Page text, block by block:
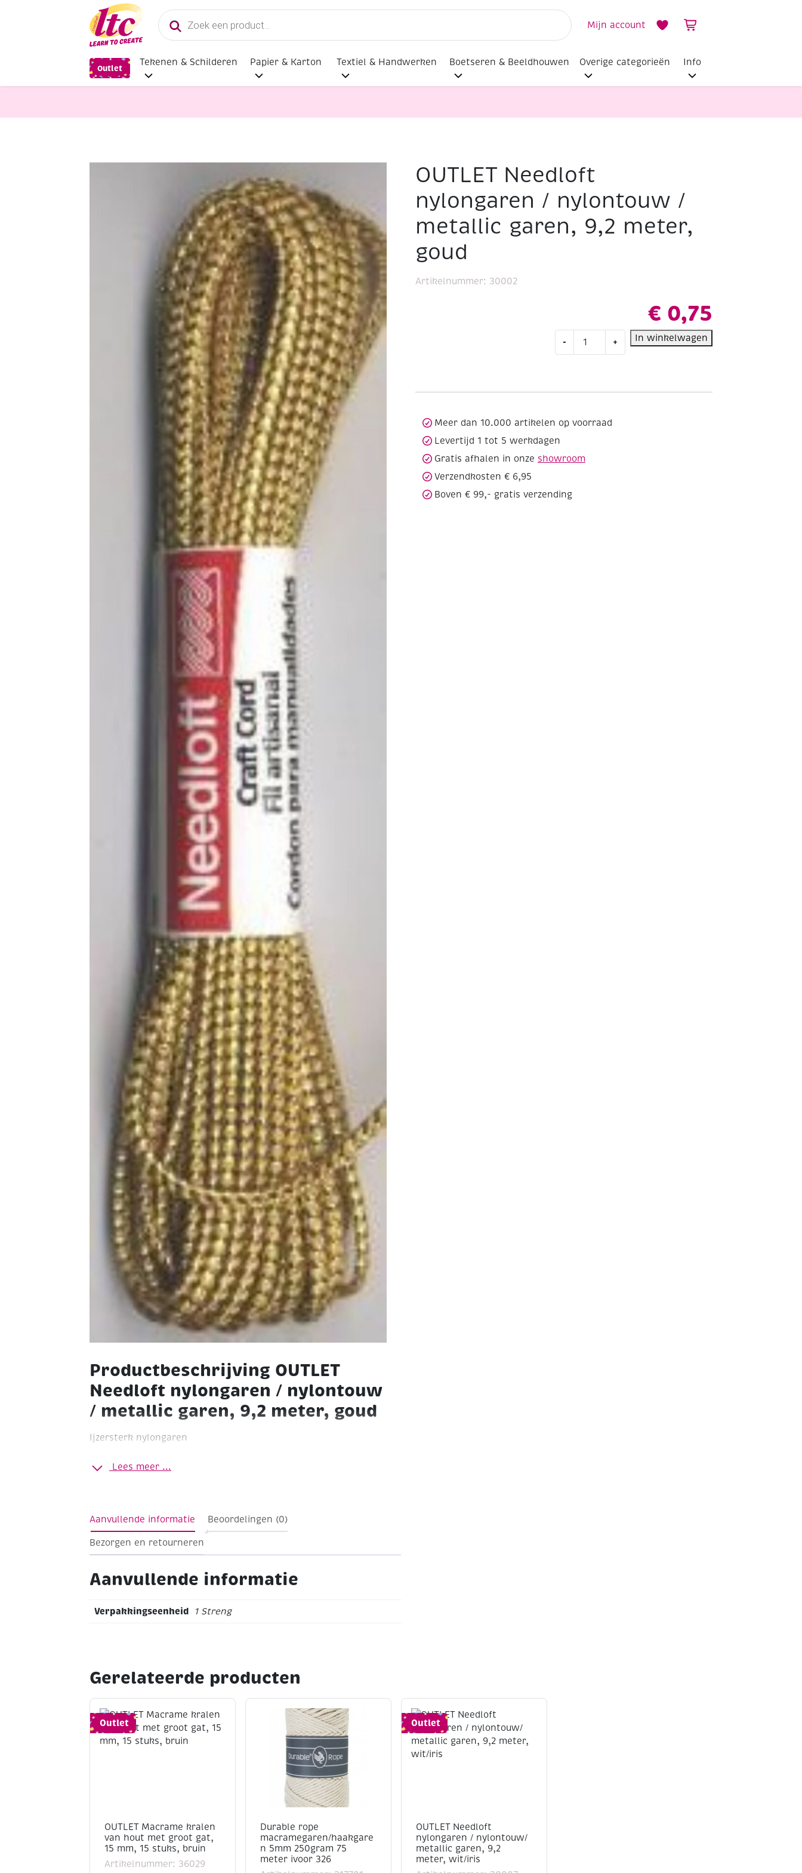
Producten
zoeken
Mijn account
Outlet
Tekenen & Schilderen Papier & Karton Textiel & Handwerken Boetseren & Beeldhouwen Overige categorieën Info
Pitriet, Raffia, Touw en Macramegarens OUTLET Needloft nylongaren / nylontouw / metallic garen, 9,2 meter, goud
Productbeschrijving OUTLET
Needloft nylongaren / nylontouw
/ metallic garen, 9,2 meter, goud
Ijzersterk nylongaren
meterO.a. geschikt voor het borduren op plastic canvas!
Lees meer ...
OUTLET Needloft
nylongaren / nylontouw /
metallic garen, 9,2 meter,
goud
€ 0,75
-
Needloft
garen,
9,2
+ In winkelwagen
Artikelnummer: 30002
Meer dan 10.000 artikelen op voorraad
Levertijd 1 tot 5 werkdagen
Gratis afhalen in onze showroom
Verzendkosten € 6,95
Boven € 99,- gratis verzending
Aanvullende informatie Beoordelingen (0)
Bezorgen en retourneren
Aanvullende informatie
Verpakkingseenheid 1 Streng
Gerelateerde producten
Outlet
OUTLET Macrame kralen
van hout met groot gat,
15 mm, 15 stuks, bruin
Artikelnummer: 36029
Durable rope
macramegaren/haakgare
n 5mm 250gram 75
meter ivoor 326
Outlet
OUTLET Needloft
nylongaren / nylontouw/
metallic garen, 9,2
meter, wit/iris